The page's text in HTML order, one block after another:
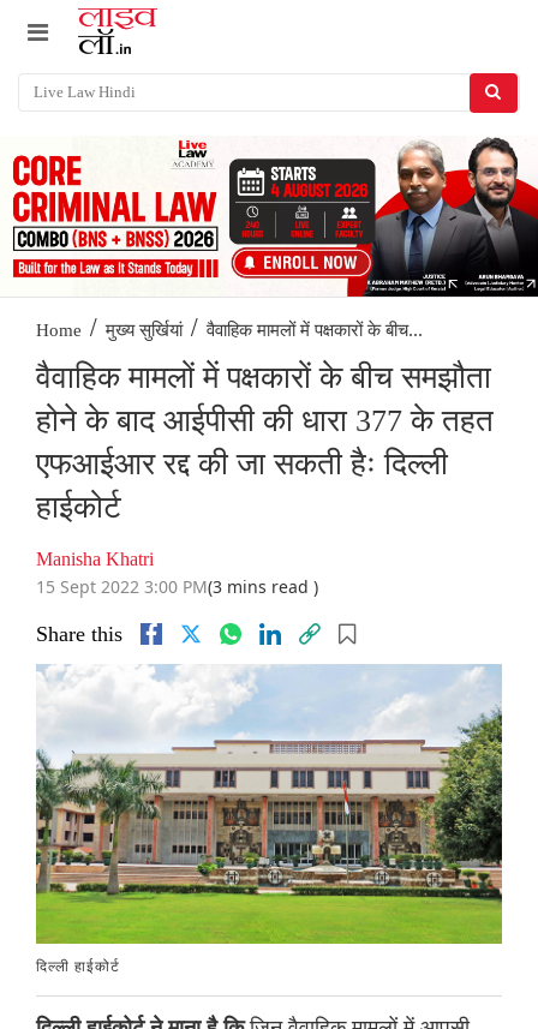
Home / मुख्य सुर्खियां / वैवाहिक मामलों में पक्षकारों के बीच...
वैवाहिक मामलों में पक्षकारों के बीच समझौता
होने के बाद आईपीसी की धारा 377 के तहत
एफआईआर रद्द की जा सकती हैः दिल्ली
हाईकोर्ट
Manisha Khatri
15 Sept 2022 3:00 PM(3 mins read )
Share this
दिल्ली हाईकोर्ट